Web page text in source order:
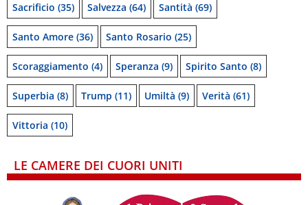
Sacrificio (35) Salvezza (64) Santità (69)
Santo Amore (36) Santo Rosario (25)
Scoraggiamento (4) Speranza (9) Spirito Santo (8)
Superbia (8) Trump (11) Umiltà (9) Verità (61)
Vittoria (10)
LE CAMERE DEI CUORI UNITI